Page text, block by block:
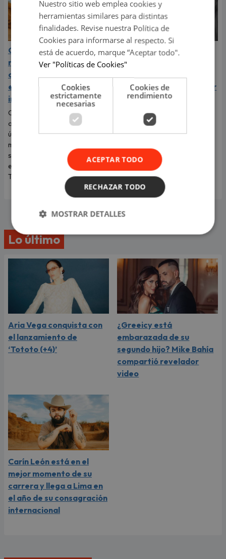
Carín León está en el
mejor momento de su
carrera y llega a Lima en
el año de su consagración
internacional
Carín León llega a Lima para
ofrecer este 6 de agosto un
único concierto en Costa 21, en
medio del mejor momento de
su carrera y con las últimas
entradas disponibles en
Teleticket.
La Joaqui expone la
dolorosa verdad de su
"Pensé que me iba a pedir
matrimonio"
La cantante sorprendió al
revelar que el viaje más
romántico de su vida terminó
dolorosa despedida.
Lo último
Aria Vega conquista con
el lanzamiento de
‘Tototo (+4)’
¿Greeicy está
embarazada de su
segundo hijo? Mike Bahía
compartió revelador
video
Carín León está en el
mejor momento de su
carrera y llega a Lima en
el año de su consagración
internacional
Nuestro sitio web emplea cookies y
herramientas similares para distintas
finalidades. Revise nuestra Política de
Cookies para informarse al respecto. Si
está de acuerdo, marque “Aceptar todo".
Ver "Políticas de Cookies"
Cookies
estrictamente
necesarias
Cookies de
rendimiento
ACEPTAR TODO
RECHAZAR TODO
MOSTRAR DETALLES